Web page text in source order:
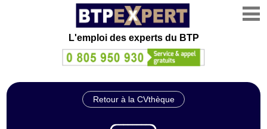
L'emploi des experts du BTP
Retour à la CVthèque